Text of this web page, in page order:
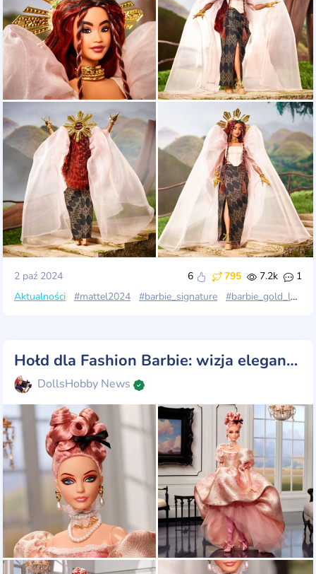
2 paź 2024 6 795 7.2k
1
Aktualności
#mattel2024 #barbie_signature #barbie_gold_label
Hołd dla Fashion Barbie: wizja elegancji w czasie!
DollsHobby News